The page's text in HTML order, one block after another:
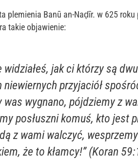
plemienia Banū an-Naḍīr. w 625
takie objawienie:
widziałeś, jak ci którzy są
niewiernych przyjaciół
was wygnano, pójdziemy z
posłuszni komuś, kto jest
z wami walczyć,
że to kłamcy!” (Koran